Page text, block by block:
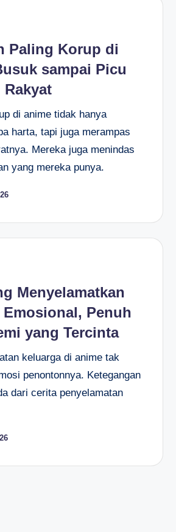
Paling Korup di
sampai Picu
Rakyat
di anime tidak hanya
harta, tapi juga merampas
Mereka juga menindas
yang mereka punya.
Menyelamatkan
Penuh
yang Tercinta
keluarga di anime tak
penontonnya. Ketegangan
dari cerita penyelamatan